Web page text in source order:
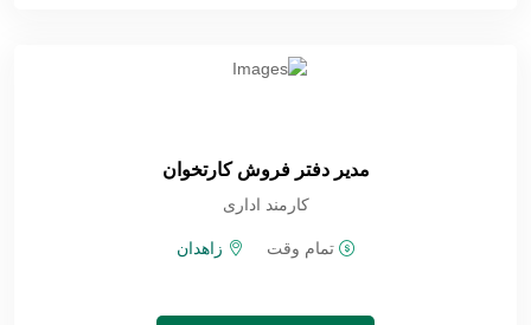
مدیر دفتر فروش کارتخوان
کارمند اداری
تمام وقت زاهدان